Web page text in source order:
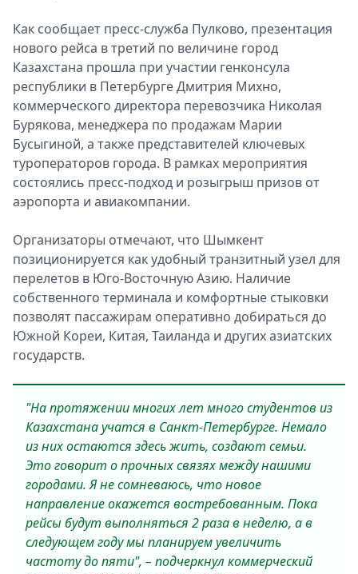
Как сообщает пресс-служба Пулково, презентация
нового рейса в третий по величине город
Казахстана прошла при участии генконсула
республики в Петербурге Дмитрия Михно,
коммерческого директора перевозчика Николая
Бурякова, менеджера по продажам Марии
Бусыгиной, а также представителей ключевых
туроператоров города. В рамках мероприятия
состоялись пресс-подход и розыгрыш призов от
аэропорта и авиакомпании.
Организаторы отмечают, что Шымкент
позиционируется как удобный транзитный узел для
перелетов в Юго-Восточную Азию. Наличие
собственного терминала и комфортные стыковки
позволят пассажирам оперативно добираться до
Южной Кореи, Китая, Таиланда и других азиатских
государств.
"На протяжении многих лет много студентов из
Казахстана учатся в Санкт-Петербурге. Немало
из них остаются здесь жить, создают семьи.
Это говорит о прочных связях между нашими
городами. Я не сомневаюсь, что новое
направление окажется востребованным. Пока
рейсы будут выполняться 2 раза в неделю, а в
следующем году мы планируем увеличить
частоту до пяти", – подчеркнул коммерческий